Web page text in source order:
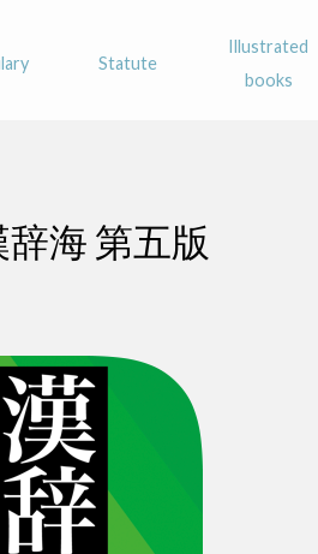
Statute
Illustrated
books
海 第五版